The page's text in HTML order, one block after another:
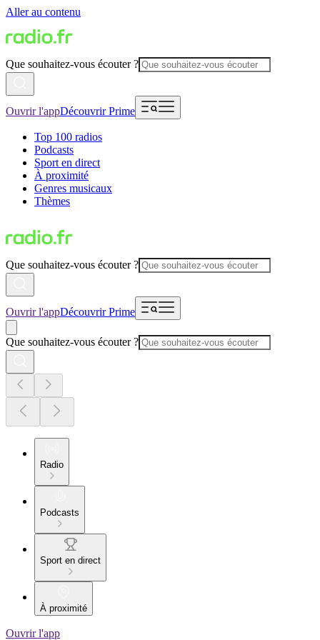
Aller au contenu
Que souhaitez-vous écouter ?
Ouvrir l'appDécouvrir Prime
Top 100 radios
Podcasts
Sport en direct
À proximité
Genres musicaux
Thèmes
Que souhaitez-vous écouter ?
Ouvrir l'appDécouvrir Prime
Que souhaitez-vous écouter ?
Radio
Podcasts
Sport en direct
À proximité
Ouvrir l'app